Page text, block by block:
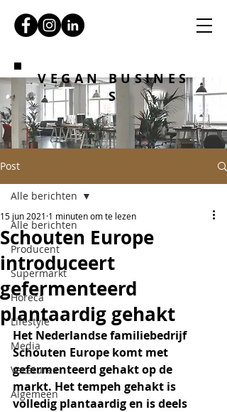
VEGAN BUSINES
S
Post
Alle berichten
Producent
Supermarkt
Horeca
Lifestyle
Media
Vacatures
Algemeen
Alle berichten
Schouten Europe
introduceert
gefermenteerd
plantaardig gehakt
15 jun 2021 1 minuten om te lezen
Het Nederlandse familiebedrijf
Schouten Europe komt met
gefermenteerd gehakt op de
markt. Het tempeh gehakt is
volledig plantaardig en is deels